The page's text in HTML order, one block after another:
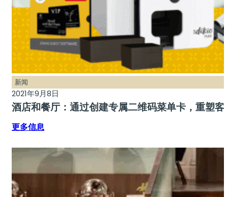
新闻
2021年9月8日
酒店和餐厅：通过创建专属二维码菜单卡，重塑客
更多信息